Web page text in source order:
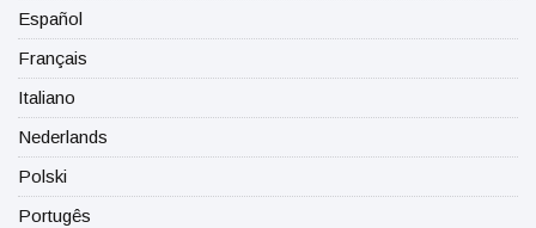
Español
Français
Italiano
Nederlands
Polski
Portugês